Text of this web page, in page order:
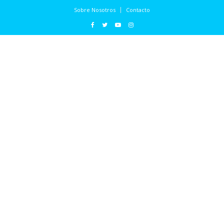
Sobre Nosotros Contacto